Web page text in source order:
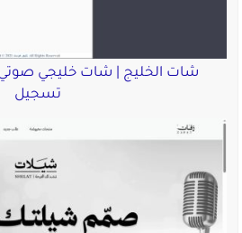
شات الخليج | شات خليجي صوتي
تسجيل